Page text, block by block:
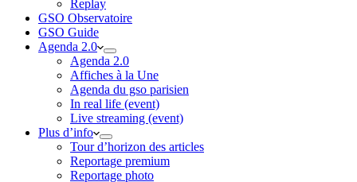
Replay
GSO Observatoire
GSO Guide
Agenda 2.0
Agenda 2.0
Affiches à la Une
Agenda du gso parisien
In real life (event)
Live streaming (event)
Plus d’info
Tour d’horizon des articles
Reportage premium
Reportage photo